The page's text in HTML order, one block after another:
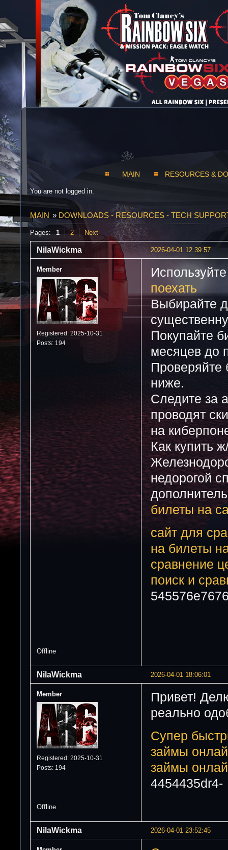
MAIN RESOURCES &
You are not logged in.
MAIN » DOWNLOADS - RESOURCES - TECH
Pages: 1 2 Next
2026-04-01 12:39:57
NilaWickma
Member
Registered: 2025-10-31
Posts: 194
поехать
Выбирайте
Покупайте
месяцев до
Проверяйте
ниже.
Следите за
проводят
на
Как купить
недорогой
билеты на
сайт для
на билеты
сравнение
поиск и
Offline
2026-04-01 18:06:01
NilaWickma
Member
Registered: 2025-10-31
Posts: 194
Привет!
реально
Супер
займы
займы
4454435dr4-
Offline
2026-04-01 23:52:45
NilaWickma